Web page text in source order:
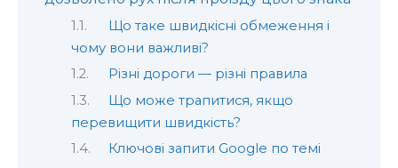
Що таке швидкісні обмеження і
чому вони важливі?
Різні дороги — різні правила
Що може трапитися, якщо
перевищити швидкість?
Ключові запити Google по темі